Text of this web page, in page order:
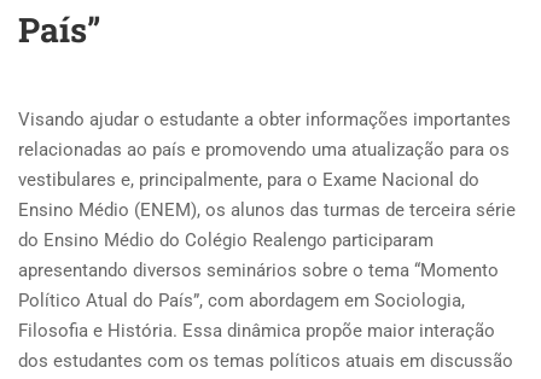
País”
Visando ajudar o estudante a obter informações importantes
relacionadas ao país e promovendo uma atualização para os
vestibulares e, principalmente, para o Exame Nacional do
Ensino Médio (ENEM), os alunos das turmas de terceira série
do Ensino Médio do Colégio Realengo participaram
apresentando diversos seminários sobre o tema “Momento
Político Atual do País”, com abordagem em Sociologia,
Filosofia e História. Essa dinâmica propõe maior interação
dos estudantes com os temas políticos atuais em discussão